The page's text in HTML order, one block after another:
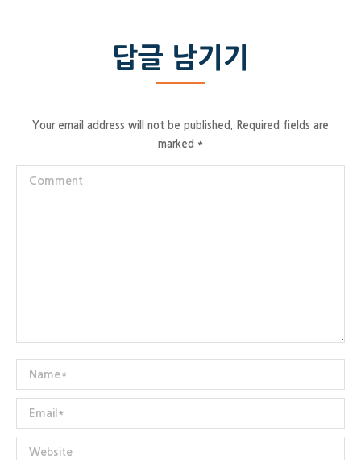
답글 남기기
Your email address will not be published. Required fields are
marked *
Comment
Name *
Email *
Website